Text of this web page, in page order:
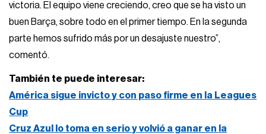
victoria. El equipo viene creciendo, creo que se ha visto un
buen Barça, sobre todo en el primer tiempo. En la segunda
parte hemos sufrido más por un desajuste nuestro”,
comentó.
También te puede interesar:
América sigue invicto y con paso firme en la Leagues
Cup
Cruz Azul lo toma en serio y volvió a ganar en la